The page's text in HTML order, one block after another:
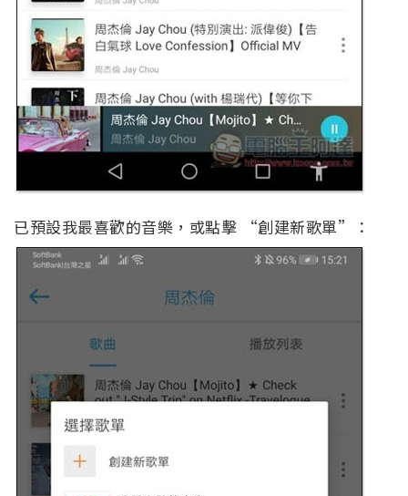
已預設我最喜歡的音樂，或點擊 “創建新歌單”：